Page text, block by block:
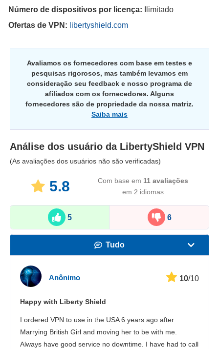
Número de dispositivos por licença:
Ilimitado
Ofertas de VPN: libertyshield.com
Avaliamos os fornecedores com base em testes e
pesquisas rigorosos, mas também levamos em
consideração seu feedback e nosso programa de
afiliados com os fornecedores. Alguns
fornecedores são de propriedade da nossa matriz.
Saiba mais
Análise dos usuário da LibertyShield VPN
(As avaliações dos usuários não são verificadas)
5.8 Com base em 11 avaliações
em 2 idiomas
5 6
Tudo
Suporte
Anônimo 10/10
Happy with Liberty Shield
I ordered VPN to use in the USA 6 years ago after
Marrying British Girl and moving her to be with me.
Always have good service no downtime. I have had to call